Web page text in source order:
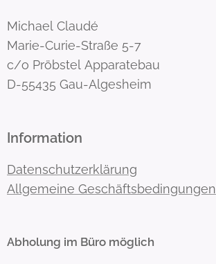
Michael Claudé
Marie-Curie-Straße 5-7
c/o Pröbstel Apparatebau
D-55435 Gau-Algesheim
Information
Datenschutzerklärung
Allgemeine Geschäftsbedingungen
Abholung im Büro möglich